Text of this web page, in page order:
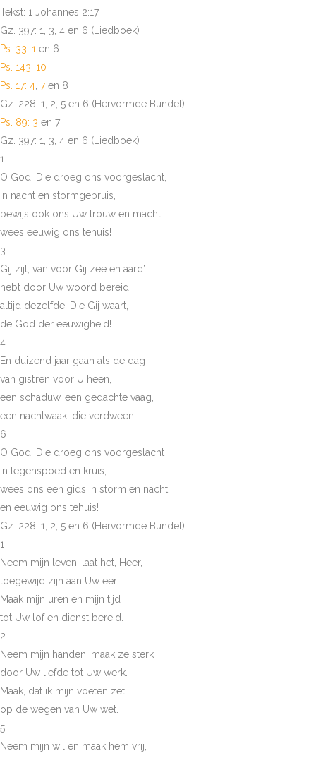
Tekst: 1 Johannes 2:17
Gz. 397: 1, 3, 4 en 6 (Liedboek)
Ps. 33: 1 en 6
Ps. 143: 10
Ps. 17: 4 7en 8
Gz. 228: 1, 2, 5 en 6 (Hervormde Bundel)
Ps. 89: 3 en 7
Gz. 397: 1, 3, 4 en 6 (Liedboek)
1
O God, Die droeg ons voorgeslacht,
in nacht en stormgebruis,
bewijs ook ons Uw trouw en macht,
wees eeuwig ons tehuis!
3
Gij zijt, van voor Gij zee en aard’
hebt door Uw woord bereid,
altijd dezelfde, Die Gij waart,
de God der eeuwigheid!
4
En duizend jaar gaan als de dag
van gist’ren voor U heen,
een schaduw, een gedachte vaag,
een nachtwaak, die verdween.
6
O God, Die droeg ons voorgeslacht
in tegenspoed en kruis,
wees ons een gids in storm en nacht
en eeuwig ons tehuis!
Gz. 228: 1, 2, 5 en 6 (Hervormde Bundel)
1
Neem mijn leven, laat het, Heer,
toegewijd zijn aan Uw eer.
Maak mijn uren en mijn tijd
tot Uw lof en dienst bereid.
2
Neem mijn handen, maak ze sterk
door Uw liefde tot Uw werk.
Maak, dat ik mijn voeten zet
op de wegen van Uw wet.
5
Neem mijn wil en maak hem vrij,